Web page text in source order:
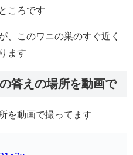
ころです
、このワニの巣のすぐ近く
ます
答えの場所を動画で
を動画で撮ってます